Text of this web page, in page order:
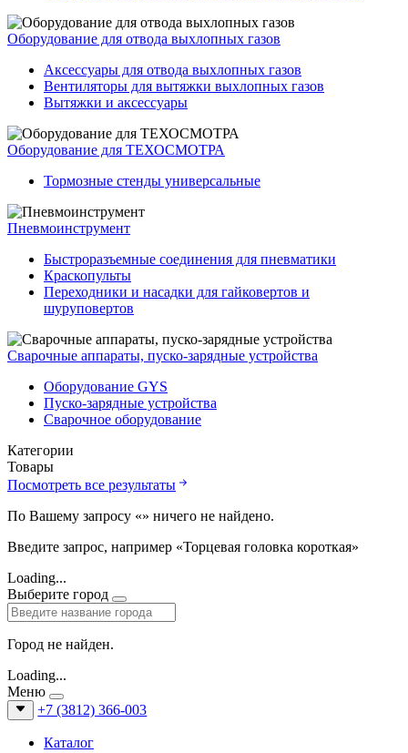
Оборудование для отвода выхлопных газов
Аксессуары для отвода выхлопных газов
Вентиляторы для вытяжки выхлопных газов
Вытяжки и аксессуары
Оборудование для ТЕХОСМОТРА
Тормозные стенды универсальные
Пневмоинструмент
Быстроразъемные соединения для пневматики
Краскопульты
Переходники и насадки для гайковертов и
шуруповертов
Сварочные аппараты, пуско-зарядные устройства
Оборудование GYS
Пуско-зарядные устройства
Сварочное оборудование
Категории
Товары
Посмотреть все результаты
По Вашему запросу «» ничего не найдено.
Введите запрос, например «Торцевая головка короткая»
Loading...
Выберите город
Город не найден.
Loading...
Меню
+7 (3812) 366-003
Каталог